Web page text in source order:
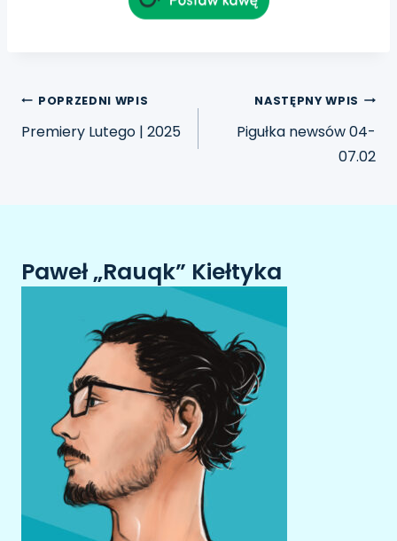
POPRZEDNI WPIS
Premiery Lutego | 2025
NASTĘPNY WPIS
Pigułka newsów 04-
07.02
Paweł „Rauqk” Kiełtyka